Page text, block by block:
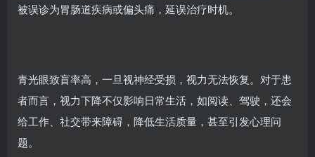
被误诊为胃肠道疾病或偏头痛，延误治疗时机。
青光眼致盲率高，一旦视神经受损，视力无法恢复。对于患
者而言，视力下降不仅影响日常生活，如阅读、驾驶，还会
给工作、社交带来障碍，降低生活质量，甚至引发心理问
题。